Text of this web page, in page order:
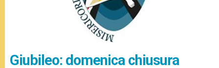
Giubileo: domenica chiusura